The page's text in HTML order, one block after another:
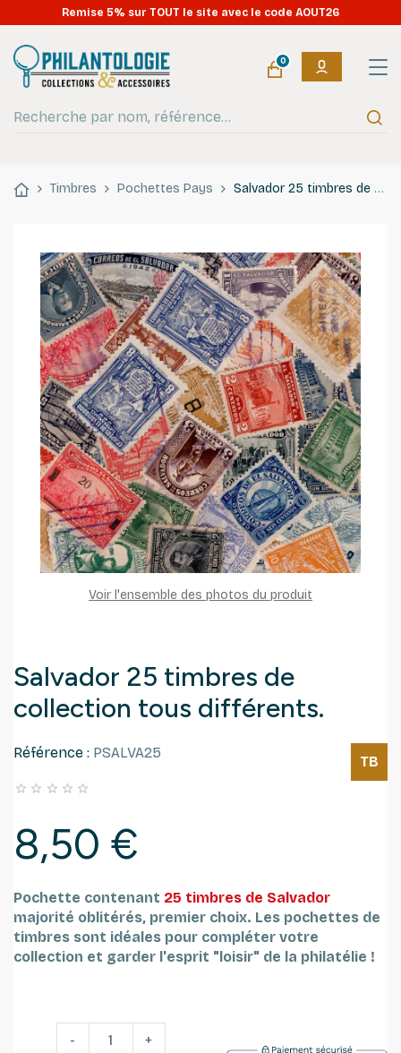
Remise 5% sur TOUT le site avec le code AOUT26
0
Timbres Pochettes Pays Salvador 25 timbres de collection tous différents.
Voir l'ensemble des photos du produit
Salvador 25 timbres de
collection tous différents.
Référence : PSALVA25
TB
    
8,50 €
Pochette contenant 25 timbres de Salvador
majorité oblitérés, premier choix. Les pochettes de
timbres sont idéales pour compléter votre
collection et garder l'esprit "loisir" de la philatélie !
- +